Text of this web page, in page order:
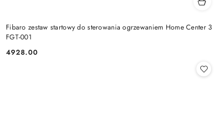
Fibaro zestaw startowy do sterowania ogrzewaniem Home Center 3
FGT-001
Cena:
4928.00